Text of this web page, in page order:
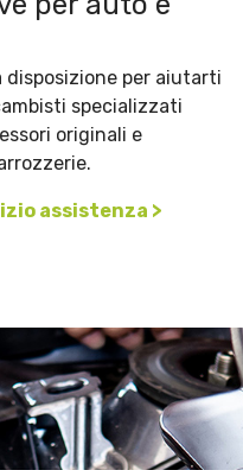
per aiutarti
specializzati
originali e
assistenza >